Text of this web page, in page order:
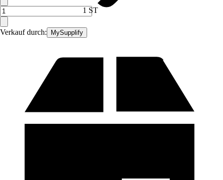
Verkauf durch: MySupplify
1 ST